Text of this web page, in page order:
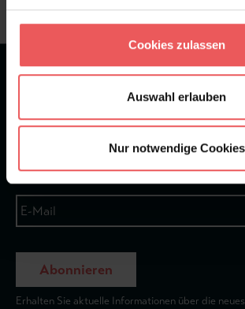
Cookies zulassen
Auswahl erlauben
Nur notwendige Cookies
★★★★★Bei 1245 Bewertungen
Newsletter
Abonnieren
Erhalten Sie aktuelle Informationen über die